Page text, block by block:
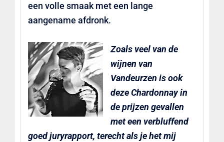
een volle smaak met een lange
aangename afdronk.
Zoals veel van de
wijnen van
Vandeurzen is ook
deze Chardonnay in
de prijzen gevallen
met een verbluffend
goed juryrapport, terecht als je het mij